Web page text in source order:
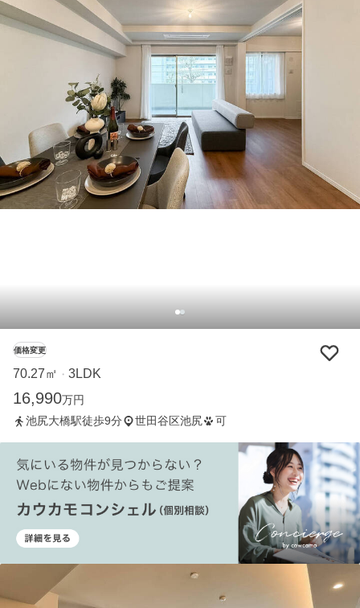
価格変更
70.27㎡ ・ 3LDK
16,990万円
池尻大橋駅徒歩9分
世田谷区池尻 可